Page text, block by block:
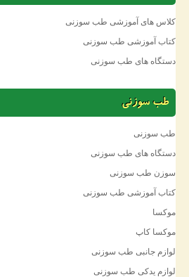
کلاس های آموزشی طب سوزنی
کتاب آموزشی طب سوزنی
دستگاه های طب سوزنی
طب سوزنی
طب سوزنی
دستگاه های طب سوزنی
سوزن طب سوزنی
کتاب آموزشی طب سوزنی
موکسا
موکسا کاپ
لوازم جانبی طب سوزنی
لوازم یدکی طب سوزنی